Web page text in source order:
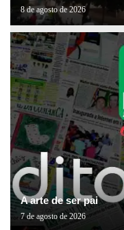
8 de agosto de 2026
A arte de ser pai
7 de agosto de 2026